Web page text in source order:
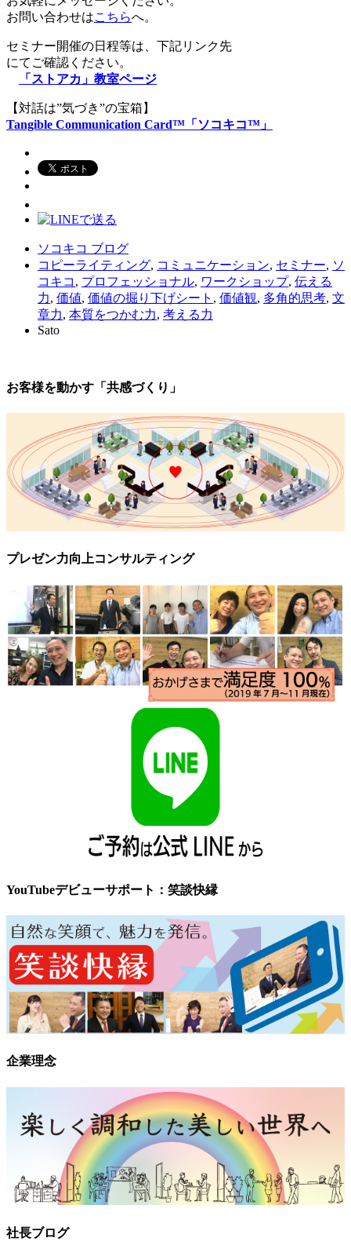
お問い合わせはこちらへ。
セミナー開催の日程等は、下記リンク先
にてご確認ください。
「ストアカ」教室ページ
【対話は”気づき”の宝箱】
Tangible Communication Card™「ソコキコ™」
ソコキコ ブログ
コピーライティング, コミュニケーション, セミナー, ソ
コキコ , プロフェッショナル, ワークショップ, 伝える
力, 価値, 価値の掘り下げシート , 価値観, 多角的思考, 文
章力, 本質をつかむ力, 考える力
Sato
お客様を動かす「共感づくり」
プレゼン力向上コンサルティング
YouTubeデビューサポート：笑談快縁
企業理念
社長ブログ